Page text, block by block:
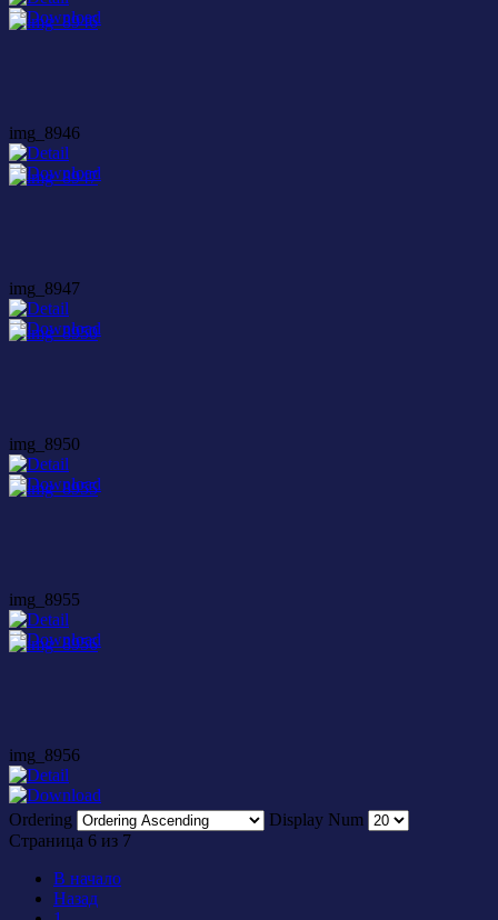
img_8946
img_8947
img_8950
img_8955
img_8956
Ordering
Display Num
Страница 6 из 7
В начало
Назад